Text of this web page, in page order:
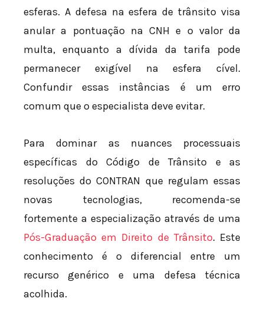
esferas. A defesa na esfera de trânsito visa
anular a pontuação na CNH e o valor da
multa, enquanto a dívida da tarifa pode
permanecer exigível na esfera cível.
Confundir essas instâncias é um erro
comum que o especialista deve evitar.
Para dominar as nuances processuais
específicas do Código de Trânsito e as
resoluções do CONTRAN que regulam essas
novas tecnologias, recomenda-se
fortemente a especialização através de uma
Pós-Graduação em Direito de Trânsito. Este
conhecimento é o diferencial entre um
recurso genérico e uma defesa técnica
acolhida.